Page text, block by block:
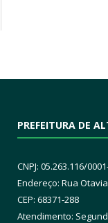
PREFEITURA DE
CNPJ: 05.263.116/
Endereço: Rua
CEP: 68371-288
Atendimento: